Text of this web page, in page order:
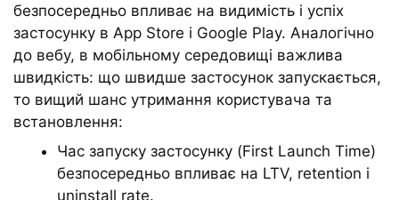
безпосередньо впливає на видимість і успіх
застосунку в App Store і Google Play. Аналогічно
до вебу, в мобільному середовищі важлива
швидкість: що швидше застосунок запускається,
то вищий шанс утримання користувача та
встановлення:
Час запуску застосунку (First Launch Time)
безпосередньо впливає на LTV, retention і
uninstall rate.